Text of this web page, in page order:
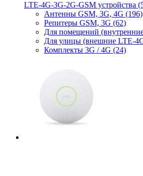
LTE-4G-3G-2G-GSM устройства
Антенны GSM, 3G, 4G (196)
Репитеры GSM, 3G (62)
Для помещений
Для улицы (внешние LTE-
Комплекты 3G / 4G (24)